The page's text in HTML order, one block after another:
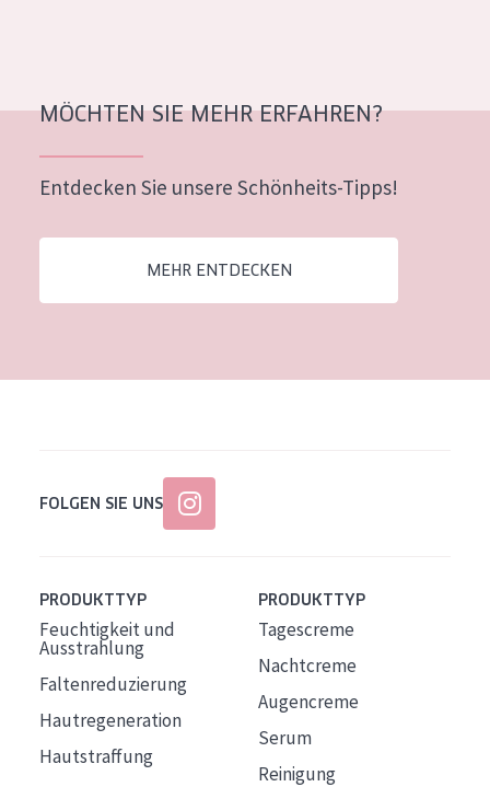
MÖCHTEN SIE MEHR ERFAHREN?
Entdecken Sie unsere Schönheits-Tipps!
MEHR ENTDECKEN
FOLGEN SIE UNS
PRODUKTTYP
Feuchtigkeit und
Ausstrahlung
Faltenreduzierung
Hautregeneration
Hautstraffung
PRODUKTTYP
Tagescreme
Nachtcreme
Augencreme
Serum
Reinigung